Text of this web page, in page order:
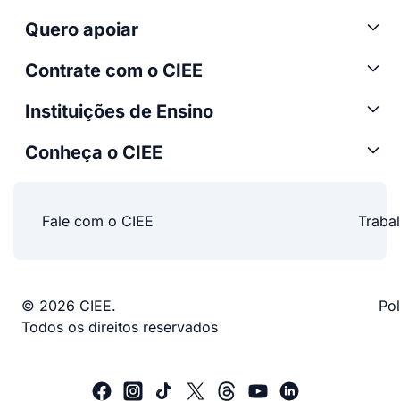
Quero apoiar
Contrate com o CIEE
Instituições de Ensino
Conheça o CIEE
Fale com o CIEE
© 2026 CIEE.
Todos os direitos reservados